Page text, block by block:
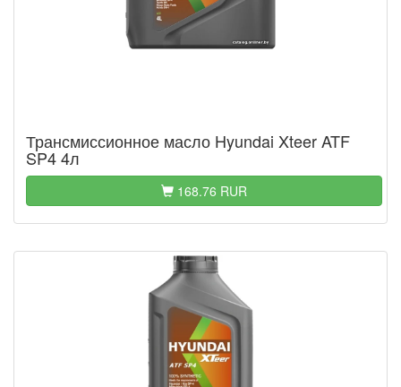
Трансмиссионное масло Hyundai Xteer ATF
SP4 4л
168.76 RUR